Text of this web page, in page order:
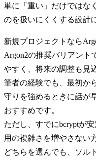
単に「重い」だけではな
のを扱いにくくする設計
新規プロジェクトなら
Argon2の推奨バリアント
やすく、将来の調整も見
筆者の経験でも、最初か
守りを強めるときに話が
おすすめです。
ただし、すでにbcryptが
用の複雑さを増やさない
どちらを選んでも、ソル